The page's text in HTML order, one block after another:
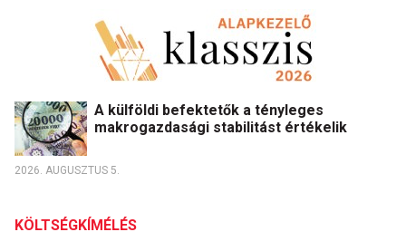
A külföldi befektetők a tényleges
makrogazdasági stabilitást értékelik
2026. AUGUSZTUS 5.
KÖLTSÉGKÍMÉLÉS